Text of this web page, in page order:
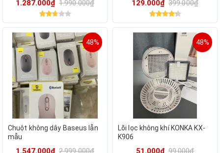
1.287.000₫ 1.990.000₫ 129.000₫ 399.000₫
48%
Chuột không dây Baseus lẫn
mẫu
1.547.000₫ 2.999.000₫
48%
Lõi lọc không khí KONKA KX-
K906
51.000₫ 99.000₫